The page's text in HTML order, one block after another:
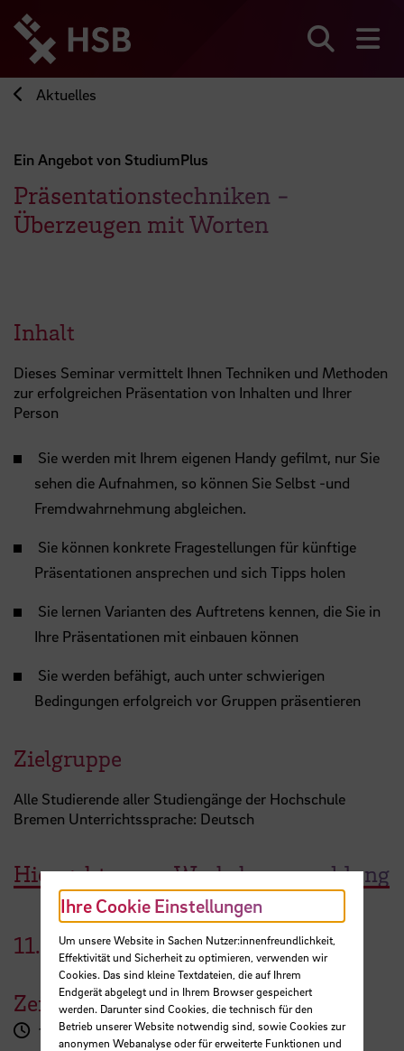
zum
Seiteninhalt
springen
Aktuelles
Ein Angebot von StudiumPlus
Präsentationstechniken -
Überzeugen mit Worten
Inhalt
Dieses Seminar vermittelt Ihnen Techniken und Methoden
zur erfolgreichen Präsentation von Inhalten und Ihrer
Person
Sie werden mit Ihrem eigenen Handy gefilmt, nur Sie
sehen die Aufnahmen, so können Sie Selbst -und
Fremdwahrnehmung abgleichen.
Sie können konkrete Fragestellungen für künftige
Präsentationen ansprechen und sich Tipps holen
Sie lernen Varianten des Auftretens kennen, die Sie in
Ihre Präsentationen mit einbauen können
Sie werden befähigt, auch unter schwierigen
Bedingungen erfolgreich vor Gruppen präsentieren
Zielgruppe
Alle Studierende aller Studiengänge der Hochschule
Bremen Unterrichtssprache: Deutsch
Hier geht es zur Workshopanmeldung
11. November2025
Zeit
15:00 - 19:15 Uhr
Ihre Cookie Einstellungen
Um unsere Website in Sachen Nutzer:innenfreundlichkeit,
Effektivität und Sicherheit zu optimieren, verwenden wir
Cookies. Das sind kleine Textdateien, die auf Ihrem
Endgerät abgelegt und in Ihrem Browser gespeichert
werden. Darunter sind Cookies, die technisch für den
Betrieb unserer Website notwendig sind, sowie Cookies zur
anonymen Webanalyse oder für erweiterte Funktionen und